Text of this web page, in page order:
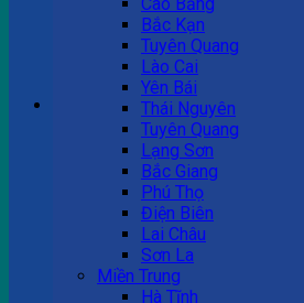
Hotline hỗ trợ
0983 863 488
Giỏ hàng
Chưa có sản phẩm trong giỏ hàng.
Bắc Kạn
Tuyên Quang
Lào Cai
Yên Bái
Thái Nguyên
Tuyên Quang
Lạng Sơn
Bắc Giang
Phú Thọ
Điện Biên
Lai Châu
Sơn La
Miền Trung
Hà Tĩnh